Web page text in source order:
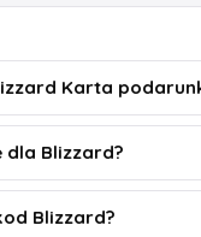
Karta
Blizzard?
Blizzard?